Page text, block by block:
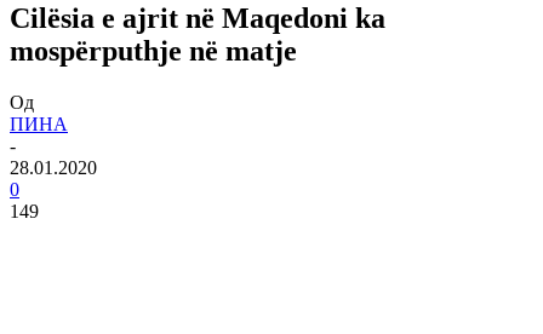
Cilësia e ajrit në Maqedoni ka
mospërputhje në matje
Од
ПИНА
-
28.01.2020
0
149